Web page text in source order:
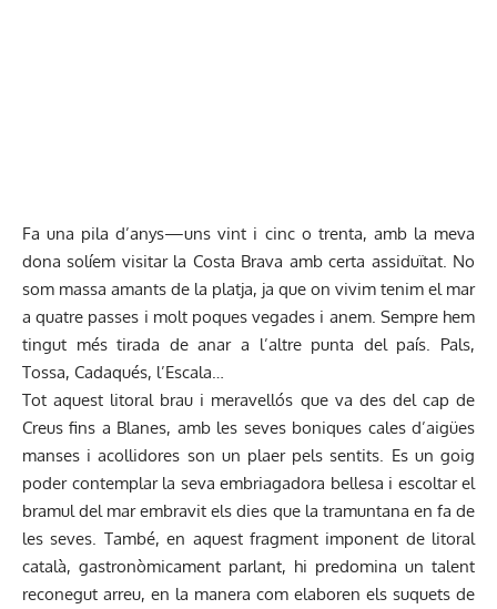
Fa una pila d’anys—uns vint i cinc o trenta, amb la meva
dona solíem visitar la Costa Brava amb certa assiduïtat. No
som massa amants de la platja, ja que on vivim tenim el mar
a quatre passes i molt poques vegades i anem. Sempre hem
tingut més tirada de anar a l’altre punta del país. Pals,
Tossa, Cadaqués, l’Escala…
Tot aquest litoral brau i meravellós que va des del cap de
Creus fins a Blanes, amb les seves boniques cales d’aigües
manses i acollidores son un plaer pels sentits. Es un goig
poder contemplar la seva embriagadora bellesa i escoltar el
bramul del mar embravit els dies que la tramuntana en fa de
les seves. També, en aquest fragment imponent de litoral
català, gastronòmicament parlant, hi predomina un talent
reconegut arreu, en la manera com elaboren els suquets de